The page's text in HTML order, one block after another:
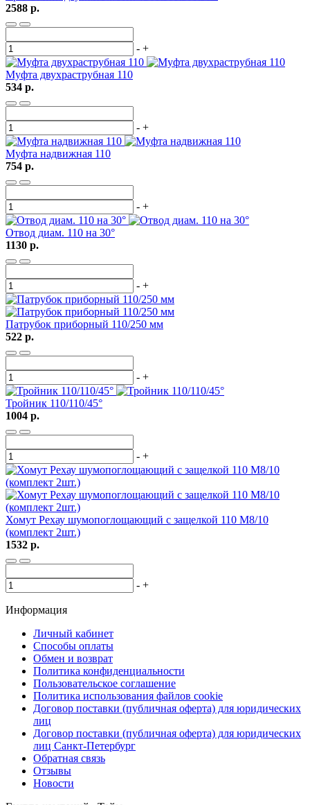
2588 р.
- +
Муфта двухраструбная 110
534 р.
- +
Муфта надвижная 110
754 р.
- +
Отвод диам. 110 на 30°
1130 р.
- +
Патрубок приборный 110/250 мм
522 р.
- +
Тройник 110/110/45°
1004 р.
- +
Хомут Рехау шумопоглощающий с защелкой 110 M8/10
(комплект 2шт.)
1532 р.
- +
Информация
Личный кабинет
Способы оплаты
Обмен и возврат
Политика конфиденциальности
Пользовательское соглашение
Политика использования файлов cookie
Договор поставки (публичная оферта) для юридических
лиц
Договор поставки (публичная оферта) для юридических
лиц Санкт-Петербург
Обратная связь
Отзывы
Новости